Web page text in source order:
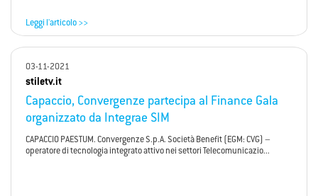
Leggi l'articolo >>
03-11-2021
stiletv.it
Capaccio, Convergenze partecipa al Finance Gala
organizzato da Integrae SIM
CAPACCIO PAESTUM. Convergenze S.p.A. Società Benefit (EGM: CVG) –
operatore di tecnologia integrato attivo nei settori Telecomunicazio...